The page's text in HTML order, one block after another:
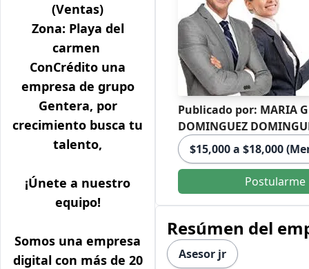
(Ventas)
Zona: Playa del
carmen
ConCrédito una
empresa de grupo
Gentera, por
crecimiento busca tu
talento,
¡Únete a nuestro
equipo!
Somos una empresa
digital con más de 20
Publicado por: MARIA
DOMINGUEZ
$15,000 a $18,000
Postularme
Resúmen del
Asesor jr